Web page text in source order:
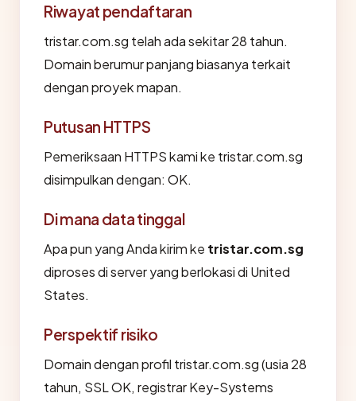
Riwayat pendaftaran
tristar.com.sg telah ada sekitar 28 tahun.
Domain berumur panjang biasanya terkait
dengan proyek mapan.
Putusan HTTPS
Pemeriksaan HTTPS kami ke tristar.com.sg
disimpulkan dengan: OK.
Di mana data tinggal
Apa pun yang Anda kirim ke tristar.com.sg
diproses di server yang berlokasi di United
States.
Perspektif risiko
Domain dengan profil tristar.com.sg (usia 28
tahun, SSL OK, registrar Key-Systems